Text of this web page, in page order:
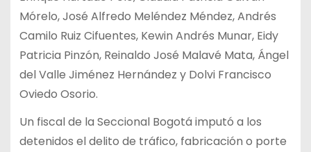
Mórelo, José Alfredo Meléndez Méndez, Andrés
Camilo Ruiz Cifuentes, Kewin Andrés Munar, Eidy
Patricia Pinzón, Reinaldo José Malavé Mata, Ángel
del Valle Jiménez Hernández y Dolvi Francisco
Oviedo Osorio.
Un fiscal de la Seccional Bogotá imputó a los
detenidos el delito de tráfico, fabricación o porte